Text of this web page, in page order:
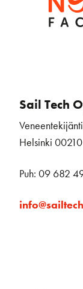
Sail Tech
Helsinki 00210
Puh: 09 682